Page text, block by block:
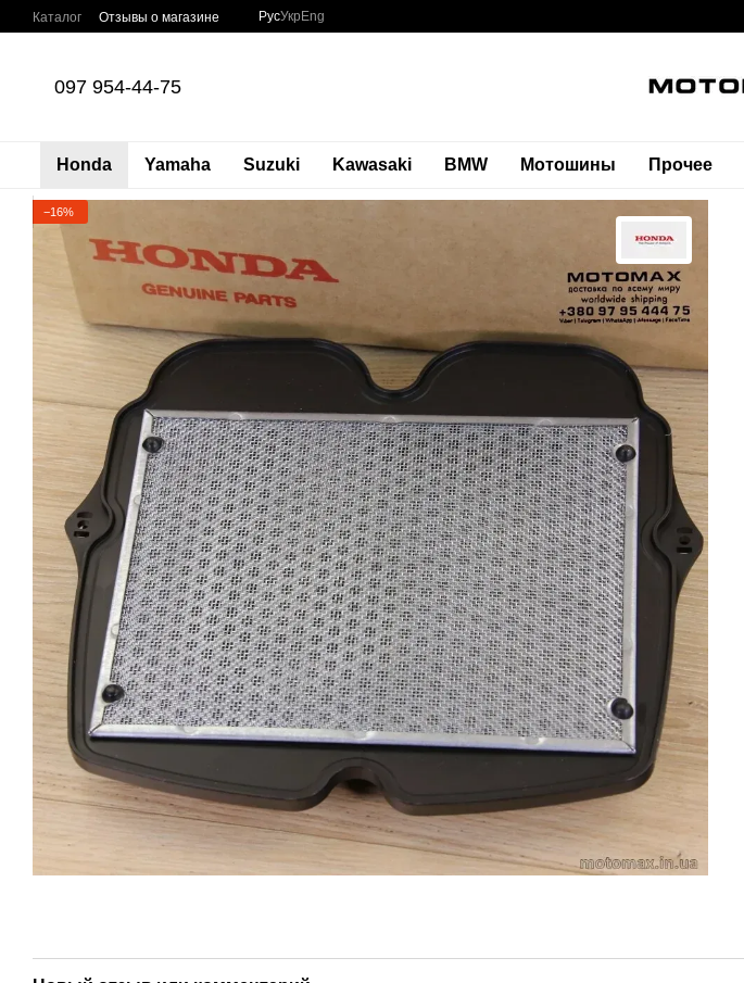
Перейти к основному контенту
Каталог Отзывы о магазине РусУкр Eng
097 954-44-75
Honda Yamaha Suzuki Kawasaki BMW Мотошины Прочее
−16%